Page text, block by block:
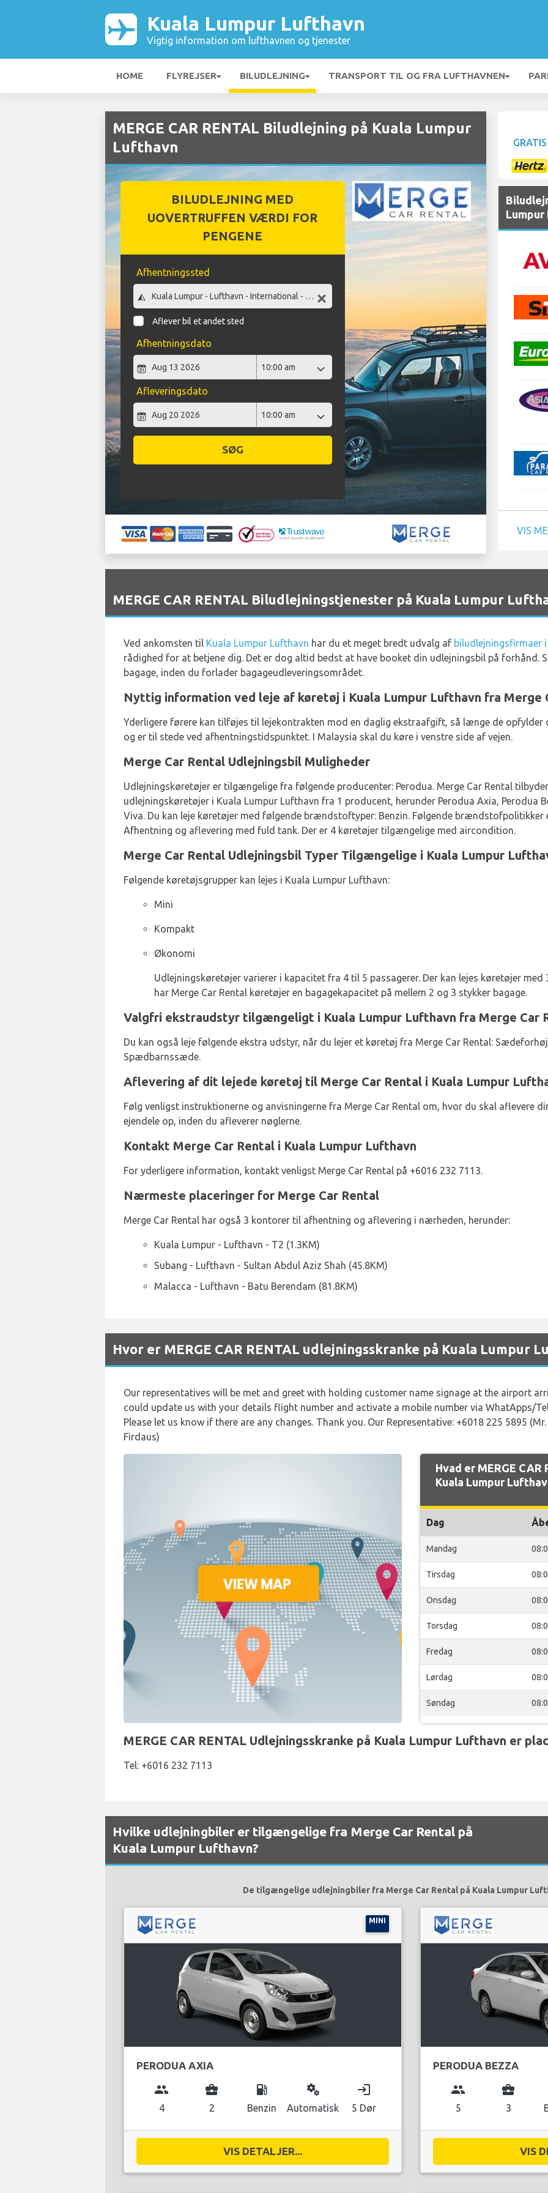
Kuala Lumpur Lufthavn
Vigtig information om lufthavnen og tjenester
HOME FLYREJSER BILUDLEJNING TRANSPORT TIL OG FRA LUFTHAVNEN
MERGE CAR RENTAL Biludlejning på Kuala Lumpur
Lufthavn
BILUDLEJNING MED
UOVERTRUFFEN VÆRDI FOR
PENGENE
Afhentningssted
Aflever bil et andet sted
Afhentningsdato
Afleveringsdato
SØG
GRATIS
VIS
MERGE CAR RENTAL Biludlejningstjenester på Kuala Lumpur
Ved ankomsten til Kuala Lumpur Lufthavn har du et meget bredt udvalg af biludlejningsfirmaer
rådighed for at betjene dig. Det er dog altid bedst at have booket din udlejningsbil på forhånd.
bagage, inden du forlader bagageudleveringsområdet.
Nyttig information ved leje af køretøj i Kuala Lumpur Lufthavn fra Merge
Yderligere førere kan tilføjes til lejekontrakten mod en daglig ekstraafgift, så længe de opfylder
og er til stede ved afhentningstidspunktet. I Malaysia skal du køre i venstre side af vejen.
Merge Car Rental Udlejningsbil Muligheder
Udlejningskøretøjer er tilgængelige fra følgende producenter: Perodua. Merge Car Rental
udlejningskøretøjer i Kuala Lumpur Lufthavn fra 1 producent, herunder Perodua Axia, Perodua
Viva. Du kan leje køretøjer med følgende brændstoftyper: Benzin. Følgende
Afhentning og aflevering med fuld tank. Der er 4 køretøjer tilgængelige med aircondition.
Merge Car Rental Udlejningsbil Typer Tilgængelige i Kuala Lumpur
Følgende køretøjsgrupper kan lejes i Kuala Lumpur Lufthavn:
Mini
Kompakt
Økonomi
Udlejningskøretøjer varierer i kapacitet fra 4 til 5 passagerer. Der kan lejes køretøjer med
har Merge Car Rental køretøjer en bagagekapacitet på mellem 2 og 3 stykker bagage.
Valgfri ekstraudstyr tilgængeligt i Kuala Lumpur Lufthavn fra Merge Car
Du kan også leje følgende ekstra udstyr, når du lejer et køretøj fra Merge Car Rental:
Spædbarnssæde.
Aflevering af dit lejede køretøj til Merge Car Rental i Kuala Lumpur
Følg venligst instruktionerne og anvisningerne fra Merge Car Rental om, hvor du skal aflevere
ejendele op, inden du afleverer nøglerne.
Kontakt Merge Car Rental i Kuala Lumpur Lufthavn
For yderligere information, kontakt venligst Merge Car Rental på +6016 232 7113.
Nærmeste placeringer for Merge Car Rental
Merge Car Rental har også 3 kontorer til afhentning og aflevering i nærheden, herunder:
Kuala Lumpur - Lufthavn - T2 (1.3KM)
Subang - Lufthavn - Sultan Abdul Aziz Shah (45.8KM)
Malacca - Lufthavn - Batu Berendam (81.8KM)
Hvor er MERGE CAR RENTAL udlejningsskranke på Kuala Lumpur
Our representatives will be met and greet with holding customer name signage at the airport
could update us with your details flight number and activate a mobile number via WhatApps/
Please let us know if there are any changes. Thank you. Our Representative: +6018 225 5895
Firdaus)
Hvad er MERGE
Kuala Lumpur
Dag
Mandag
Tirsdag
Onsdag
Torsdag
Fredag
Lørdag
Søndag
MERGE CAR RENTAL Udlejningsskranke på Kuala Lumpur Lufthavn er
Tel: +6016 232 7113
Hvilke udlejningbiler er tilgængelige fra Merge Car Rental på
Kuala Lumpur Lufthavn?
De tilgængelige udlejningbiler fra Merge Car Rental på Kuala Lumpur
MINI
PERODUA AXIA
group
4
business_center
2
local_gas_station
Benzin
miscellaneous_services
Automatisk
login
5 Dør
VIS DETALJER...
PERODUA BEZZA
group
5
business_center
3
VIS